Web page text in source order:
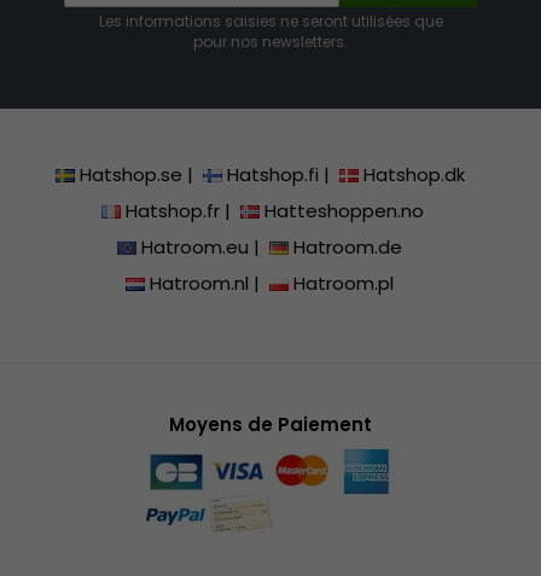
Les informations saisies ne seront utilisées que
pour nos newsletters.
Hatshop.se | Hatshop.fi |
Hatshop.dk
Hatshop.fr|
Hatteshoppen.no
Hatroom.eu |
Hatroom.de
Hatroom.nl | Hatroom.pl
Moyens de Paiement